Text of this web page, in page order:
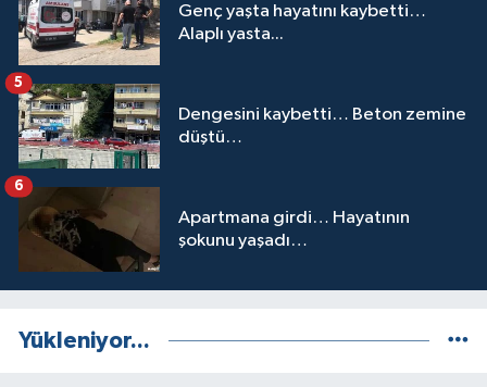
Genç yaşta hayatını kaybetti…
Alaplı yasta...
Dengesini kaybetti… Beton zemine
düştü…
5
Apartmana girdi… Hayatının
şokunu yaşadı…
6
Yükleniyor...